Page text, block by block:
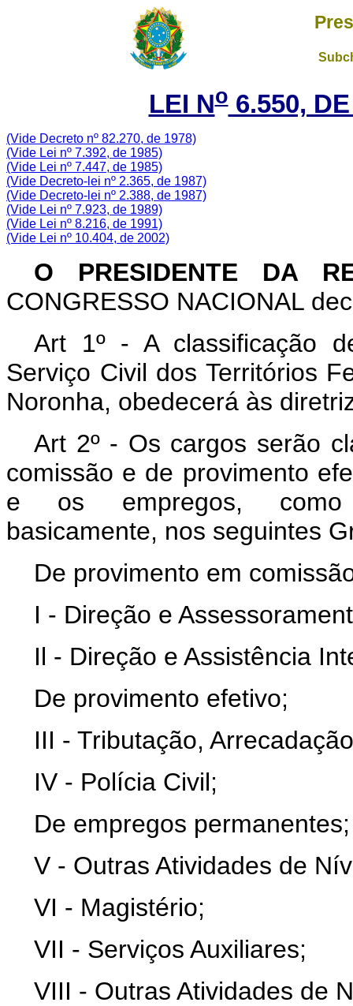
LEI No6.550,
(Vide Decreto nº 82.270, de 1978)
(Vide Lei nº 7.392, de 1985)
(Vide Lei nº 7.447, de 1985)
(Vide Decreto-lei nº 2.365, de 1987)
(Vide Decreto-lei nº 2.388, de 1987)
(Vide Lei nº 7.923, de 1989)
(Vide Lei nº 8.216, de 1991)
(Vide Lei nº 10.404, de 2002)
O PRESIDENTE DA
CONGRESSO NACIONAL
Art 1º - A classificação
Serviço Civil dos Territórios
Noronha, obedecerá às
Art 2º - Os cargos serão
comissão e de provimento
e os empregos, como
basicamente, nos seguintes
De provimento em
I - Direção e
Il - Direção e Assistência
De provimento efetivo;
III - Tributação,
IV - Polícia Civil;
De empregos permanentes;
V - Outras Atividades de
VI - Magistério;
VII - Serviços Auxiliares;
VIII - Outras Atividades de